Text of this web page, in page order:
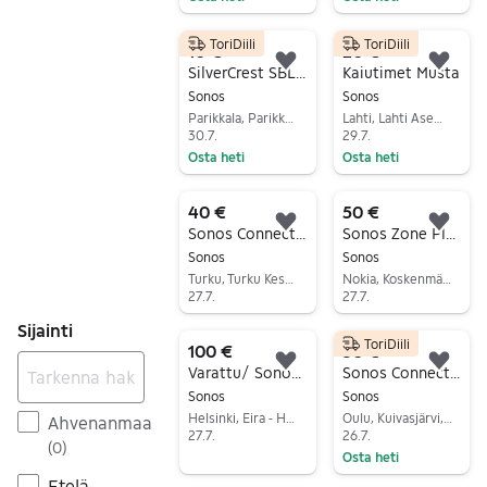
Sijainti
Ahvenanmaa
(0)
10 €
Sonos
30.7.
Osta heti
ToriDiili
Lisää suosikiksi.
20 €
Kaiutimet Musta
Sonos
29.7.
Osta heti
ToriDiili
40 €
Sonos
27.7.
Lisää suosikiksi.
50 €
Sonos
Nokia, Koskenmäki, Pirkanmaa
27.7.
100 €
Sonos
27.7.
Lisää suosikiksi.
30 €
Sonos
26.7.
Osta heti
ToriDiili